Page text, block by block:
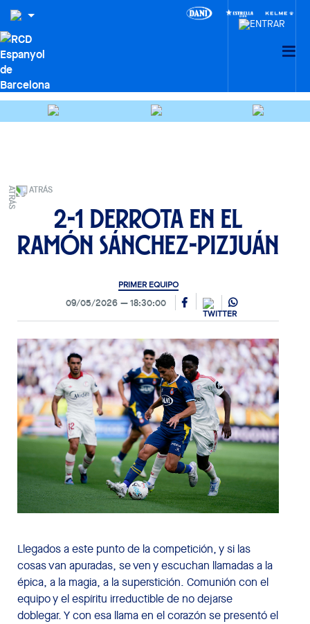
ATRÁS
2-1 Derrota en el
Ramón Sánchez-Pizjuán
PRIMER EQUIPO
09/05/2026 18:30:00
Llegados a este punto de la competición, y si las
cosas van apuradas, se ven y escuchan llamadas a la
épica, a la magia, a la superstición. Comunión con el
equipo y el espíritu irreductible de no dejarse
doblegar. Y con esa llama en el corazón se presentó el